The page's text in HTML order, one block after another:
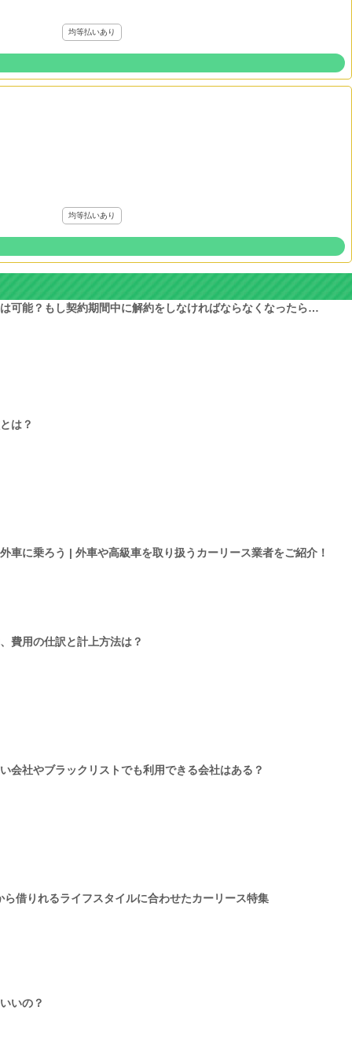
均等払いあり
均等払いあり
可能？もし契約期間中に解約をしなければならなくなったら…
は？
車に乗ろう | 外車や高級車を取り扱うカーリース業者をご紹介！
費用の仕訳と計上方法は？
会社やブラックリストでも利用できる会社はある？
借りれるライフスタイルに合わせたカーリース特集
いの？